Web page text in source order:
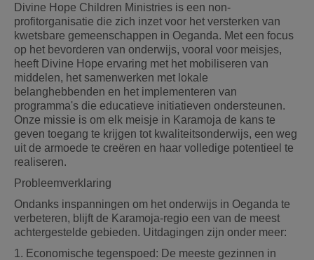
Divine Hope Children Ministries is een non-
profitorganisatie die zich inzet voor het versterken van
kwetsbare gemeenschappen in Oeganda. Met een focus
op het bevorderen van onderwijs, vooral voor meisjes,
heeft Divine Hope ervaring met het mobiliseren van
middelen, het samenwerken met lokale
belanghebbenden en het implementeren van
programma's die educatieve initiatieven ondersteunen.
Onze missie is om elk meisje in Karamoja de kans te
geven toegang te krijgen tot kwaliteitsonderwijs, een weg
uit de armoede te creëren en haar volledige potentieel te
realiseren.
Probleemverklaring
Ondanks inspanningen om het onderwijs in Oeganda te
verbeteren, blijft de Karamoja-regio een van de meest
achtergestelde gebieden. Uitdagingen zijn onder meer:
1. Economische tegenspoed: De meeste gezinnen in